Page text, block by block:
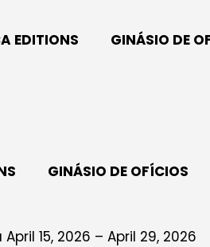
EDITIONS GINÁSIO DE
GINÁSIO DE OFÍCIOS
15, 2026 – April 29, 2026